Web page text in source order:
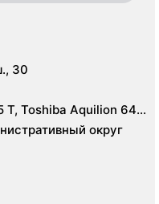
30
T, Toshiba Aquilion 64
округ